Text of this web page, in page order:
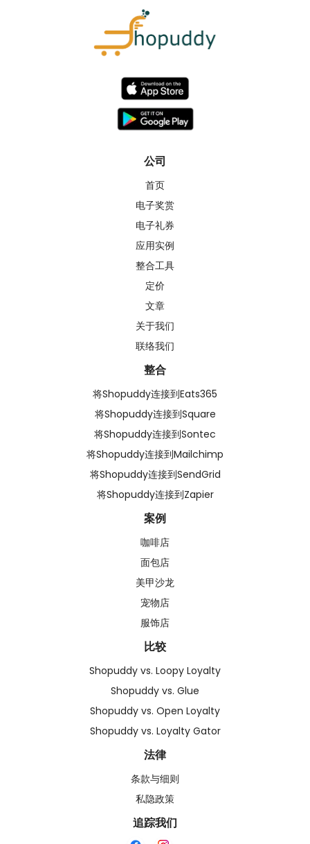
公司
首页
电子奖赏
电子礼券
应用实例
整合工具
定价
文章
关于我们
联络我们
整合
将Shopuddy连接到Eats365
将Shopuddy连接到Square
将Shopuddy连接到Sontec
将Shopuddy连接到Mailchimp
将Shopuddy连接到SendGrid
将Shopuddy连接到Zapier
案例
咖啡店
面包店
美甲沙龙
宠物店
服饰店
比较
Shopuddy vs. Loopy Loyalty
Shopuddy vs. Glue
Shopuddy vs. Open Loyalty
Shopuddy vs. Loyalty Gator
法律
条款与细则
私隐政策
追踪我们